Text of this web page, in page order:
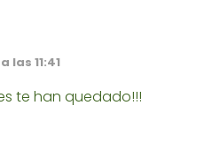
las 11:41
te han quedado!!!